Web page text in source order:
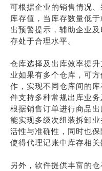
可根据企业的销售情况
库存值，当库存数量低
出预警提示，辅助企业
存处于合理水平。
仓库选择及出库效率提
业如果有多个仓库，可
作，实现不同仓库间的
件支持多种常规出库业
根据销售订单进行商品
能实现多级次组装拆卸
活性与准确性，同时也
使得代理记账中库存相关
另外，软件提供丰富的